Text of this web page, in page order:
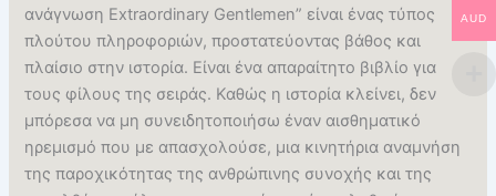
ανάγνωση Extraordinary Gentlemen” είναι ένας τύπος
πλούτου πληροφοριών, προστατεύοντας βάθος και
πλαίσιο στην ιστορία. Είναι ένα απαραίτητο βιβλίο για
τους φίλους της σειράς. Καθώς η ιστορία κλείνει, δεν
μπόρεσα να μη συνειδητοποιήσω έναν αισθηματικό
ηρεμισμό που με απασχολούσε, μια κινητήρια αναμνήση
της παροχικότητας της ανθρώπινης συνοχής και της
AUD